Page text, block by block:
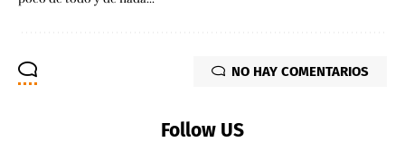
NO HAY COMENTARIOS
Follow US